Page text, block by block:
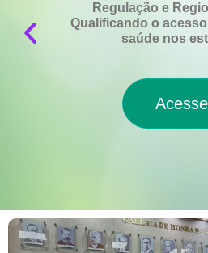
Regulação e
Qualificando o
saúde nos
Acesse